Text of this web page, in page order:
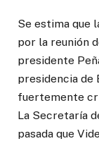
Se estima que
por la reunión
presidente
presidencia de
fuertemente
La Secretaría
pasada que